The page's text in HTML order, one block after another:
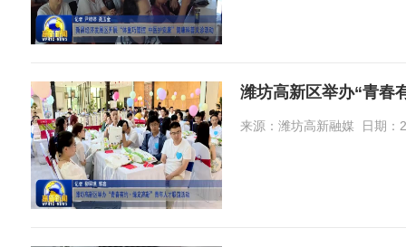
潍坊高新区举办“青春
来源：潍坊高新融媒 日期：